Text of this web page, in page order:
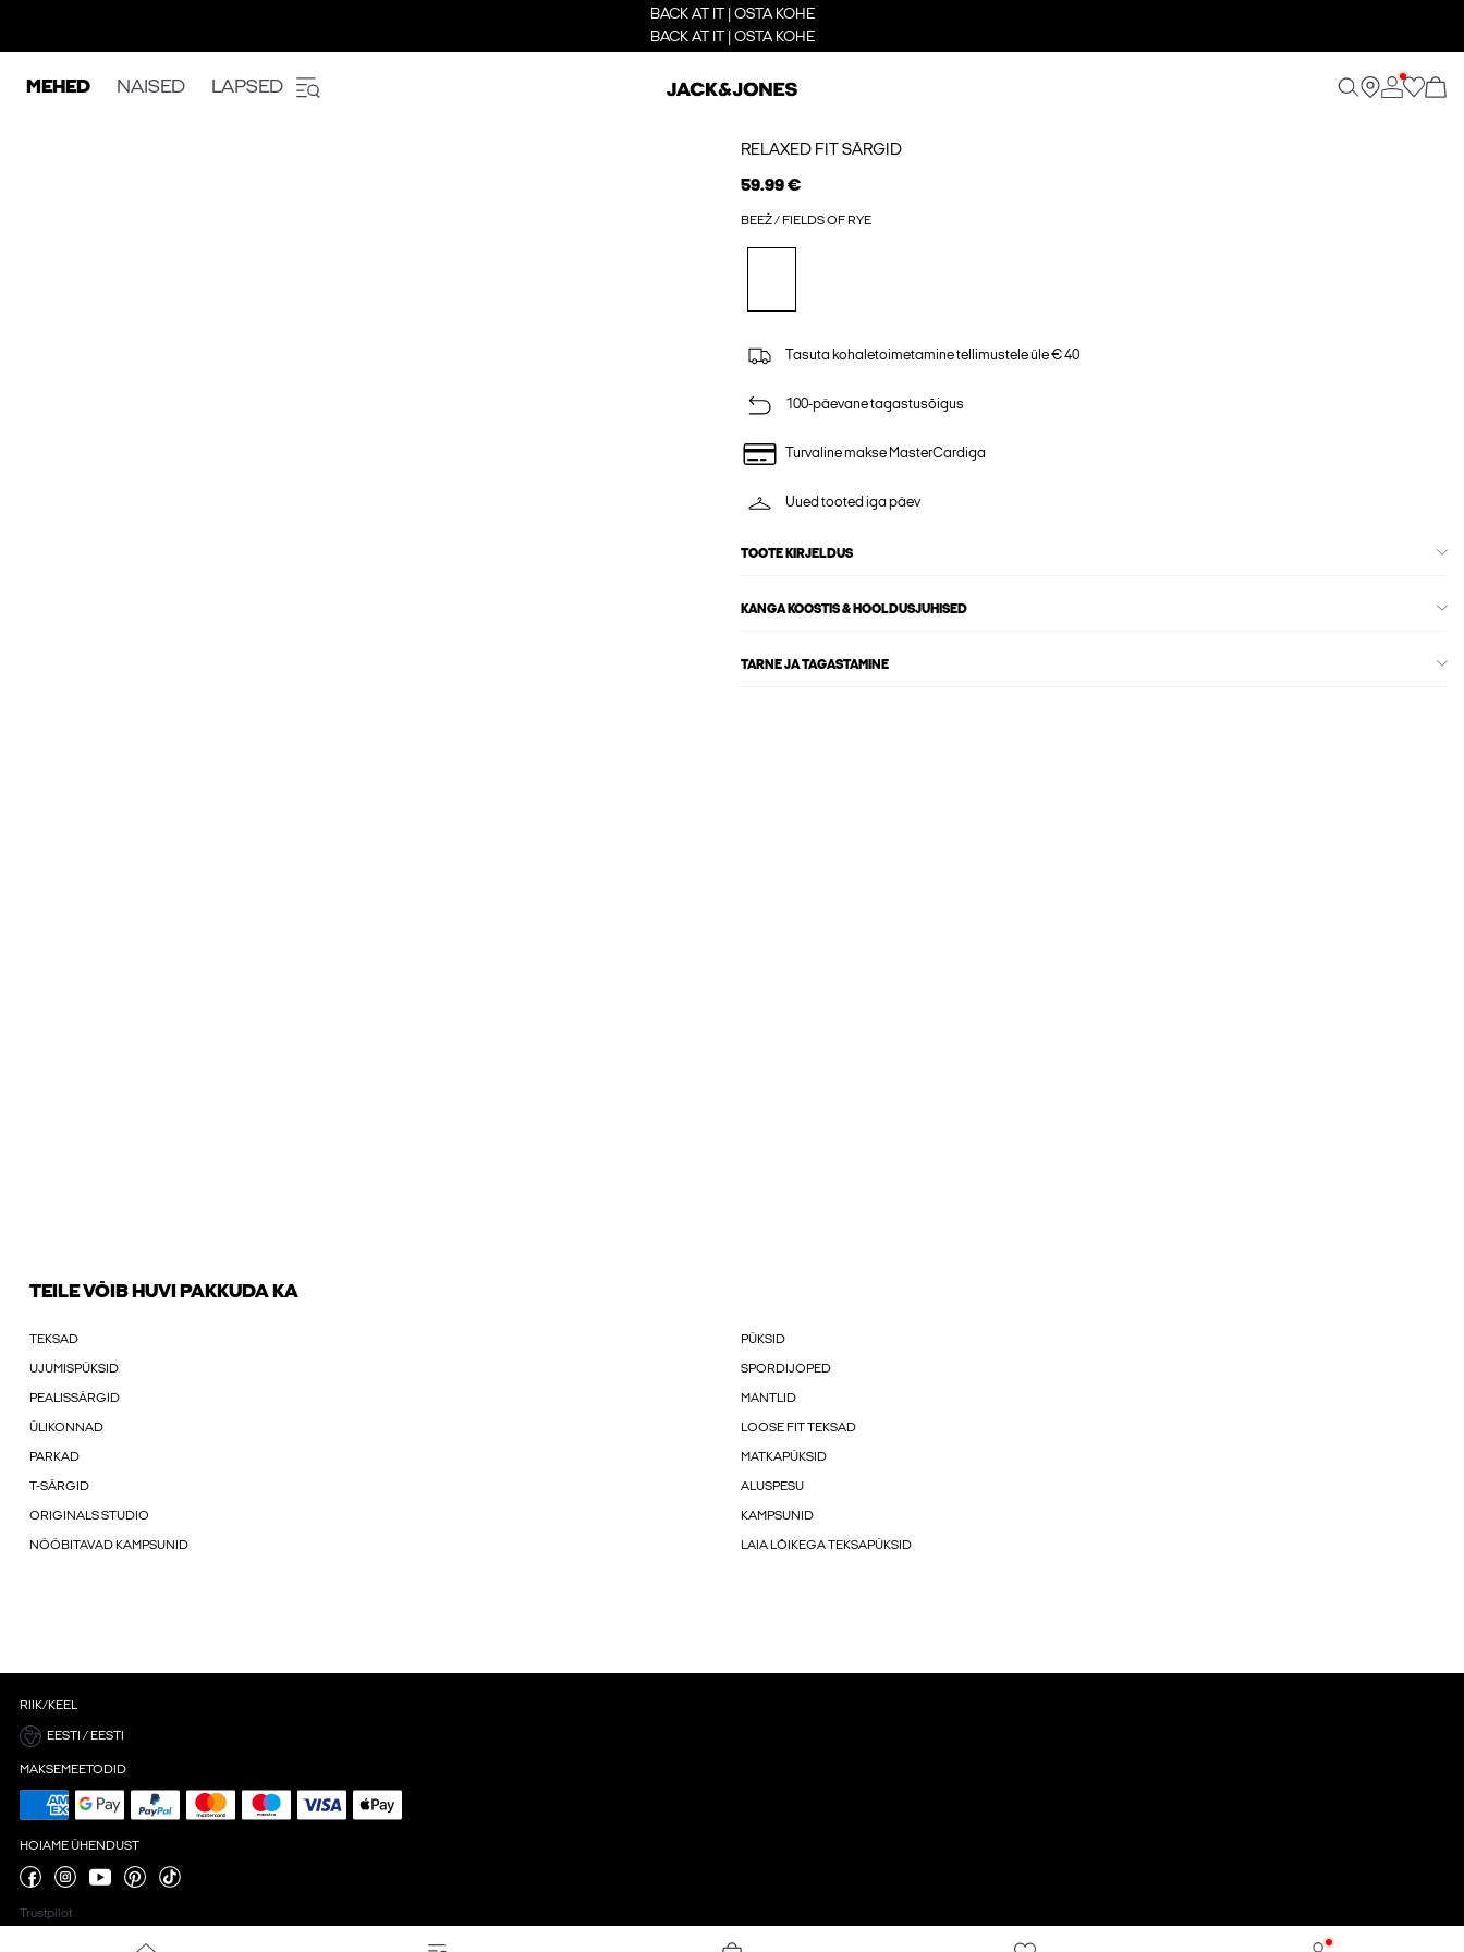
BACK AT IT | OSTA KOHE
BACK AT IT | OSTA KOHE
MEHED NAISED LAPSED
RELAXED FIT SÄRGID
59.99 €
BEEŽ / FIELDS OF RYE
Tasuta kohaletoimetamine tellimustele üle € 40
100-päevane tagastusõigus
Turvaline makse MasterCardiga
Uued tooted iga päev
TOOTE KIRJELDUS
KANGA KOOSTIS & HOOLDUSJUHISED
TARNE JA TAGASTAMINE
TEILE VÕIB HUVI PAKKUDA KA
TEKSAD PÜKSID
UJUMISPÜKSID SPORDIJOPED
PEALISSÄRGID MANTLID
ÜLIKONNAD LOOSE FIT TEKSAD
PARKAD MATKAPÜKSID
T-SÄRGID ALUSPESU
ORIGINALS STUDIO KAMPSUNID
NÖÖBITAVAD KAMPSUNID LAIA LÕIKEGA TEKSAPÜKSID
RIIK/KEEL
EESTI / EESTI
MAKSEMEETODID
HOIAME ÜHENDUST
Trustpilot